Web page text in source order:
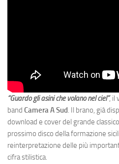
“Guardo gli asini che volano nel ciel”, il
band Camera A Sud. Il brano, già
download e cover del grande
prossimo disco della formazione
reinterpretazione delle più
cifra stilistica.